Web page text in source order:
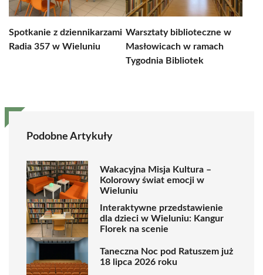
Spotkanie z dziennikarzami
Radia 357 w Wieluniu
Warsztaty biblioteczne w
Masłowicach w ramach
Tygodnia Bibliotek
Podobne Artykuły
Wakacyjna Misja Kultura –
Kolorowy świat emocji w
Wieluniu
Interaktywne przedstawienie
dla dzieci w Wieluniu: Kangur
Florek na scenie
Taneczna Noc pod Ratuszem już
18 lipca 2026 roku